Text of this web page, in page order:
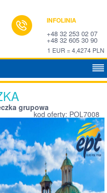
INFOLINIA
+48 32 253 02 07
+48 32 605 30 90
1 EUR = 4,4274 PLN
grupowa
kod oferty: POL7008